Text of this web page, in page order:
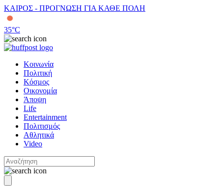
ΚΑΙΡΟΣ - ΠΡΟΓΝΩΣΗ ΓΙΑ ΚΑΘΕ ΠΟΛΗ
35°C
Κοινωνία
Πολιτική
Κόσμος
Οικονομία
Άποψη
Life
Entertainment
Πολιτισμός
Αθλητικά
Video